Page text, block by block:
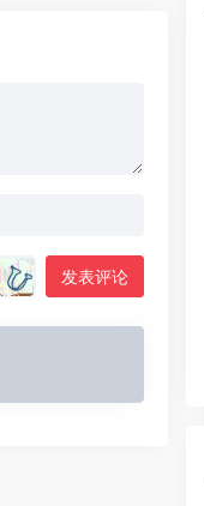
发表评论